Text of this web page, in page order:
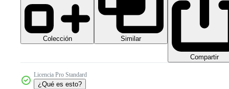
Colección Similar
Compartir
Licencia Pro Standard
¿Qué es esto?